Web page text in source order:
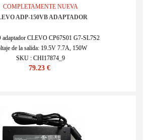
COMPLETAMENTE NUEVA
ADP-150VB ADAPTADOR
CLEVO CP67S01 G7-SL7S2
de la salida: 19.5V 7.7A, 150W
SKU : CHI17874_9
79.23 €